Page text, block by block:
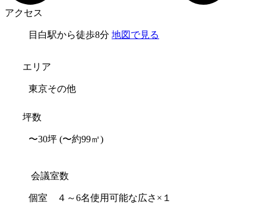
アクセス
目白駅から徒歩8分 地図で見る
エリア
東京その他
坪数
〜30坪 (〜約99㎡)
会議室数
個室 ４～6名使用可能な広さ×１